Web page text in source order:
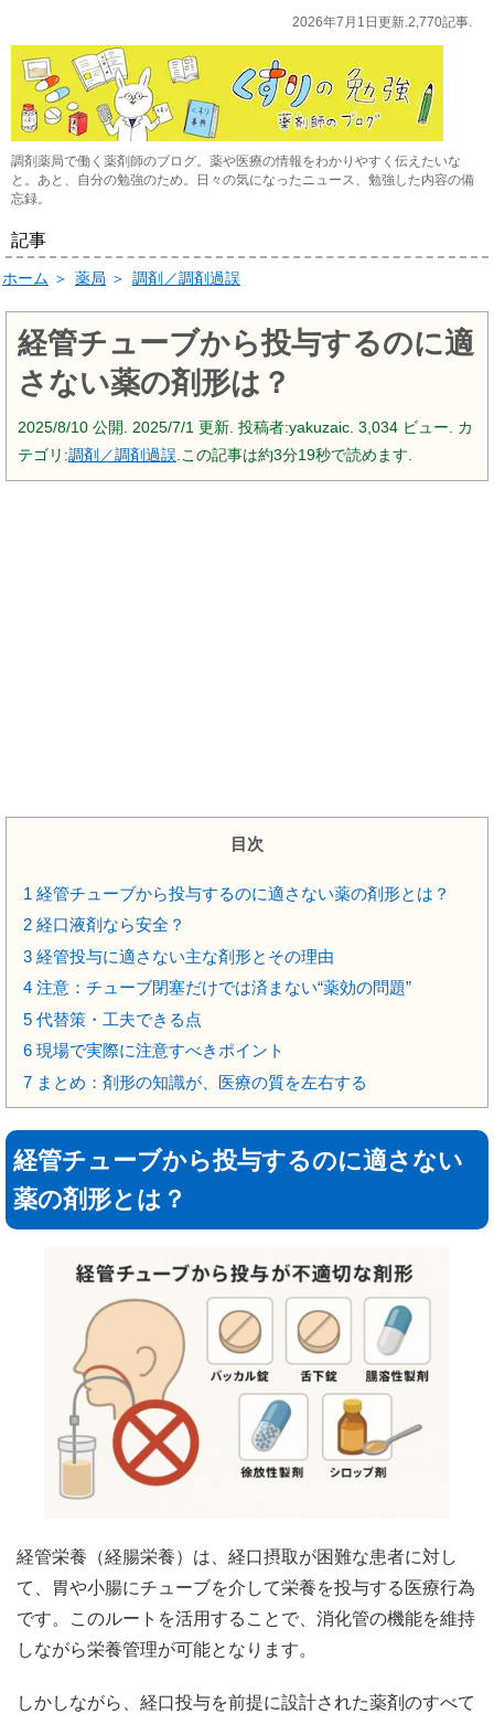
2026年7月1日更新.2,770記事.
調剤薬局で働く薬剤師のブログ。薬や医療の情報をわかりやすく伝えたいな
と。あと、自分の勉強のため。日々の気になったニュース、勉強した内容の備
忘録。
記事
ホーム ＞ 薬局 ＞ 調剤／調剤過誤
経管チューブから投与するのに適
さない薬の剤形は？
2025/8/10 公開. 2025/7/1 更新. 投稿者:yakuzaic. 3,034 ビュー. カ
テゴリ:調剤／調剤過誤 .この記事は約3分19秒で読めます.
目次
1 経管チューブから投与するのに適さない薬の剤形とは？
2 経口液剤なら安全？
3 経管投与に適さない主な剤形とその理由
4 注意：チューブ閉塞だけでは済まない“薬効の問題”
5 代替策・工夫できる点
6 現場で実際に注意すべきポイント
7 まとめ：剤形の知識が、医療の質を左右する
経管チューブから投与するのに適さない
薬の剤形とは？
経管栄養（経腸栄養）は、経口摂取が困難な患者に対し
て、胃や小腸にチューブを介して栄養を投与する医療行為
です。このルートを活用することで、消化管の機能を維持
しながら栄養管理が可能となります。
しかしながら、経口投与を前提に設計された薬剤のすべて